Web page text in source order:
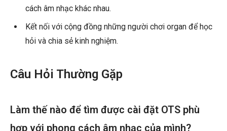
cách âm nhạc khác nhau.
Kết nối với cộng đồng những người chơi organ để học
hỏi và chia sẻ kinh nghiệm.
Câu Hỏi Thường Gặp
Làm thế nào để tìm được cài đặt OTS phù
hợp với phong cách âm nhạc của mình?